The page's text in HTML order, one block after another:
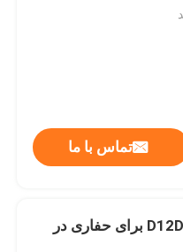
تماس با ما
موتور ولوو D12D برای حفاری در